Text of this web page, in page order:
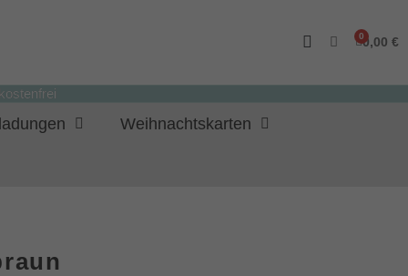
0,00 €
Weihnachtskarten